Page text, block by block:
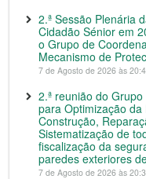
2.ª Sessão Plenária
Cidadão Sénior em
o Grupo de
Mecanismo de
7 de Agosto de 2026 às
2.ª reunião do
para Optimização
Construção,
Sistematização de
fiscalização da
paredes exteriores
7 de Agosto de 2026 às